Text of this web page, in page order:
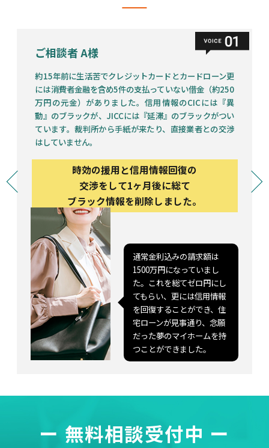
ご相談者 A様
約15年前に生活苦でクレジットカードとカードローン更
には消費者金融を含め5件の支払っていない借金（約250
万円の元金）がありました。信用情報のCICには『異
動』のブラックが、JICCには『延滞』のブラックがつい
ています。裁判所から手紙が来たり、直接業者との交渉
はしていません。
時効の援用と信用情報回復の
交渉をして1ヶ月後に総て
ブラック情報を削除しました。
通常金利込みの請求額は
1500万円になっていまし
た。これを総てゼロ円にし
てもらい、更には信用情報
を回復することができ、住
宅ローンが見事通り、念願
だった夢のマイホームを持
つことができました。
ご相談者 B様
約15年前に生活苦でクレジットカードとカードローン更
には消費者金融を含め5件の支払っていない借金（約250
万円の元金）がありました。信用情報のCICには『異
動』のブラックが、JICCには『延滞』のブラックがつい
ています。裁判所から手紙が来たり、直接業者との交渉
はしていません。
時効の援用と信用情報回復の
交渉をして1ヶ月後に総て
ブラック情報を削除しました。
通常金利込みの請求額は
1500万円になっていまし
た。これを総てゼロ円にし
てもらい、更には信用情報
を回復することができ、住
宅ローンが見事通り、念願
だった夢のマイホームを持
つことができました。
ご相談者 C様
約15年前に生活苦でクレジットカードとカードローン更
には消費者金融を含め5件の支払っていない借金（約250
万円の元金）がありました。信用情報のCICには『異
動』のブラックが、JICCには『延滞』のブラックがつい
ています。裁判所から手紙が来たり、直接業者との交渉
はしていません。
時効の援用と信用情報回復の
交渉をして1ヶ月後に総て
ブラック情報を削除しました。
通常金利込みの請求額は
1500万円になっていまし
た。これを総てゼロ円にし
てもらい、更には信用情報
を回復することができ、住
宅ローンが見事通り、念願
だった夢のマイホームを持
つことができました。
ー 無料相談受付中 ー